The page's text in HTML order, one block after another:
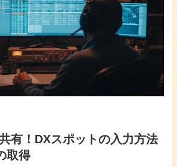
有！DXスポットの入力方法
取得